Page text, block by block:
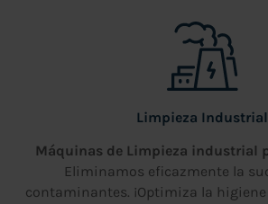
Limpieza Industrial
Máquinas de Limpieza industrial
Eliminamos eficazmente la
contaminantes. ¡Optimiza la